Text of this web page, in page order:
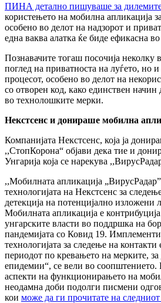
ПИНА детално пишуваше за
користењето на мобилна апликација
особено во делот на надзорот и
една ваква алатка ќе биде ефикасна
Познавачите тогаш посочија
поглед на приватноста на луѓето, но
процесот, особено во делот на
со отворен код, како единствен начин
во технолошките мерки.
Некстсенс и донираше мобилна
Компанијата Некстсенс, која ја
,,СтопКорона“ објави дека тие и
Унгарија која се нарекува
,,Мобилната апликација „ВирусРадар”
технологијата на Некстсенс за
детекција на потенцијално изложени
Мобилната апликација е
унгарските власти во поддршка на
пандемијата со Ковид 19.
технологијата за следење на контакти
периодот по кревањето на мерките, за
епидемии“, се вели во
аспекти на функционирањето на
неодамна доби подолги писмени
кои може да ги прочитате на